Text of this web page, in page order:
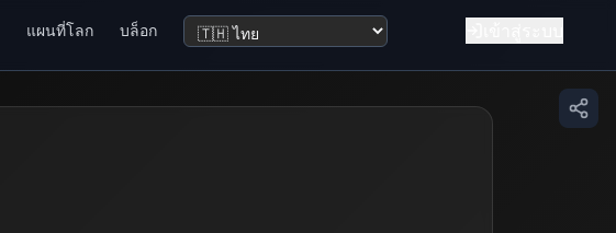
แผนที่โลก บล็อก เปลี่ยนภาษา